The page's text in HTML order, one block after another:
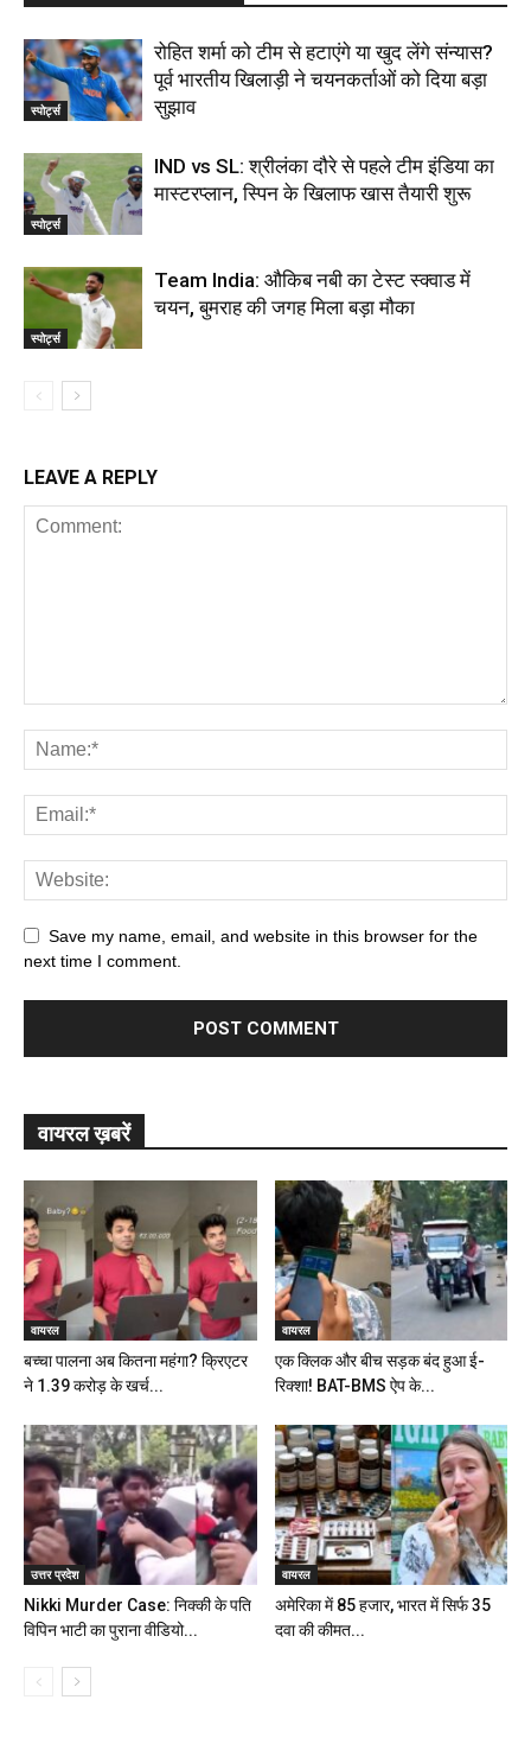
स्पोर्ट्स
रोहित शर्मा को टीम से हटाएंगे या खुद लेंगे संन्यास?
पूर्व भारतीय खिलाड़ी ने चयनकर्ताओं को दिया बड़ा
सुझाव
स्पोर्ट्स
IND vs SL: श्रीलंका दौरे से पहले टीम इंडिया का
मास्टरप्लान, स्पिन के खिलाफ खास तैयारी शुरू
स्पोर्ट्स
Team India: औकिब नबी का टेस्ट स्क्वाड में
चयन, बुमराह की जगह मिला बड़ा मौका
LEAVE A REPLY
Save my name, email, and website in this browser for the
next time I comment.
वायरल ख़बरें
वायरल
बच्चा पालना अब कितना महंगा? क्रिएटर
ने 1.39 करोड़ के खर्च...
वायरल
एक क्लिक और बीच सड़क बंद हुआ ई-
रिक्शा! BAT-BMS ऐप के...
उत्तर प्रदेश
Nikki Murder Case: निक्की के पति
विपिन भाटी का पुराना वीडियो...
वायरल
अमेरिका में ₹85 हजार, भारत में सिर्फ ₹35
दवा की कीमत...